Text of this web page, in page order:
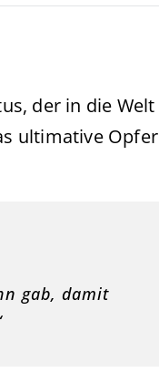
der in die Welt
ultimative Opfer
gab, damit